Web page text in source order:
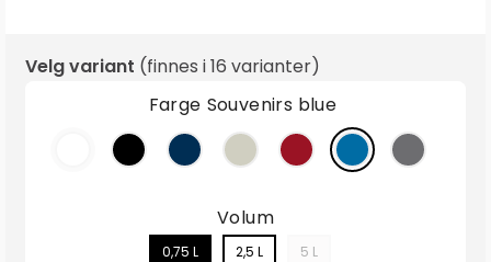
Velg variant (finnes i16 varianter)
Farge Souvenirs blue
Volum
0,75 L 2,5 L 5 L